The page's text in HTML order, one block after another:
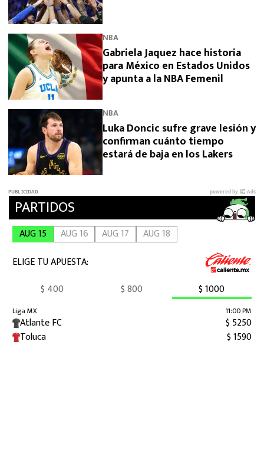
NBA
Gabriela Jaquez hace historia
para México en Estados Unidos
y apunta a la NBA Femenil
NBA
Luka Doncic sufre grave lesión y
confirman cuánto tiempo
estará de baja en los Lakers